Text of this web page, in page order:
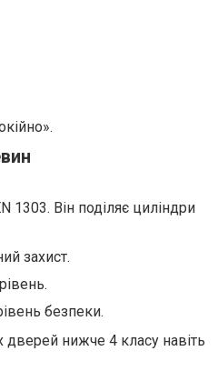
1303. Він поділяє циліндри
захист.
безпеки.
нижче 4 класу навіть